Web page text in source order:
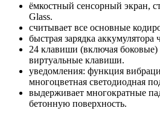
ёмкостный сенсорный экран,
Glass.
считывает все основные
быстрая зарядка аккумулятора
24 клавиши (включая боковые)
виртуальные клавиши.
уведомления: функция
многоцветная светодиодная
выдерживает многократные
бетонную поверхность.